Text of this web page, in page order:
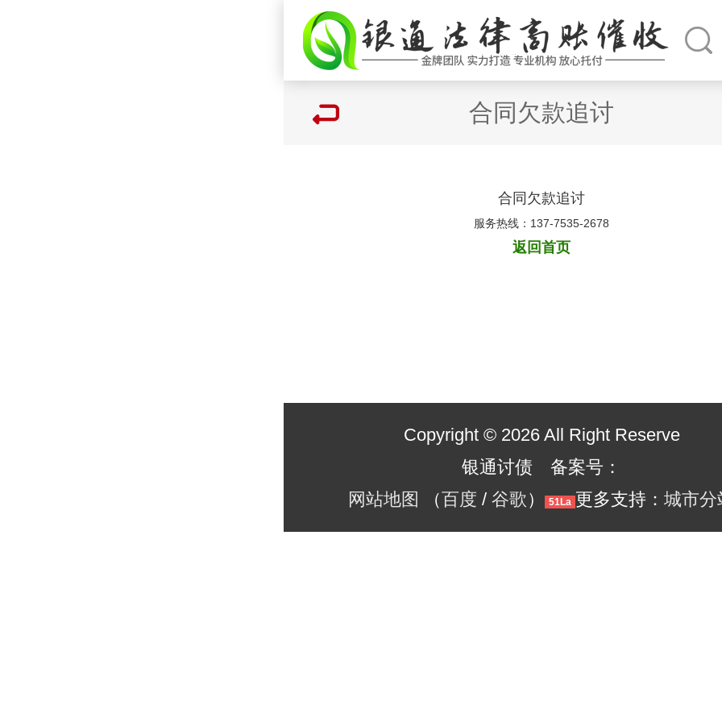
合同欠款追讨
合同欠款追讨
服务热线：137-7535-2678
返回首页
Copyright © 2026 All Right Reserve
银通讨债 备案号：
网站地图
（百度 / 谷歌） 51La 更多支持： 城市分